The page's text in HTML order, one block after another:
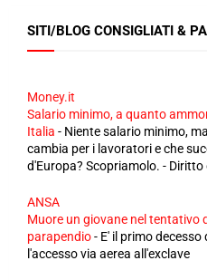
SITI/BLOG CONSIGLIATI &
Money.it
Salario minimo, a quanto
Italia - Niente salario minimo,
cambia per i lavoratori e che
d'Europa? Scopriamolo. - Diritto
ANSA
Muore un giovane nel tentativo
parapendio- E' il primo
l'accesso via aerea all'exclave